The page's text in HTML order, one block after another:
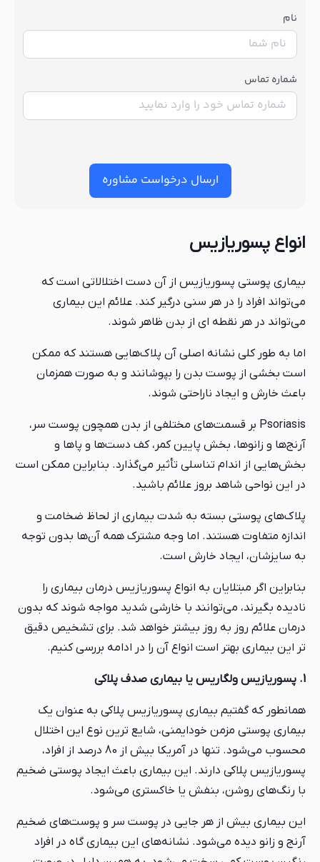
نام
شماره تماس
ارسال درخواست مشاوره
انواع پسوریازیس
بیماری پوستی پسوریازیس از آن دست اختلالاتی است که
می‌تواند افراد را در هر سنی درگیر کند. علائم این بیماری
می‌تواند در هر نقطه‌ ای از بدن ظاهر شوند.
اما به طور کلی نشانه اصلی آن پلاک‌هایی هستند که ممکن
است بخشی از پوست بدن را بپوشانند و به صورت همزمان
باعث خارش و ایجاد ناراحتی شوند.
Psoriasis بر قسمت‌های مختلفی از بدن همچون پوست سر،
آرنج‌ها و زانوها، بخش پایین کمر، کف دست‌ها و پاها و
بخش‌هایی از اندام تناسلی تأثیر می‌گذارد. بنابراین ممکن است
در این نواحی شاهد بروز علائم باشید.
پلاک‌های پوستی بسته به شدت بیماری از لحاظ ضخامت و
اندازه متفاوت هستند. اما وجه مشترک همه آن‌ها بدون توجه
به سایزشان، ایجاد خارش است.
بنابراین اگر مبتلایان به انواع پسوریازیس درمان بیماری را
نادیده بگیرند، می‌توانند با خارشی شدید مواجه شوند که بدون
درمان علائم روز به روز بیشتر خواهد شد. برای تشخیص دقیق‌
تر این بیماری بهتر است انواع آن را در ادامه بررسی کنیم.
1. پسوریازیس ولگاریس یا بیماری صدف پلاکی
همانطور که گفتیم بیماری پسوریازیس پلاکی به عنوان یک
بیماری پوستی مزمن خودایمنی، شایع ترین نوع این اختلال
محسوب می‌شود. تنها در آمریکا بیش از 80 درصد از افراد،
پسوریازیس پلاکی دارند. این بیماری باعث ایجاد پوستی ضخیم
با رنگ‌های روشن، بنفش یا خاکستری می‌شود.
این بیماری بیش از هر جایی در پوست سر و پوست‌های ضخیم
آرنج و زانو دیده می‌شود. نشانه‌های این بیماری گاه در افراد